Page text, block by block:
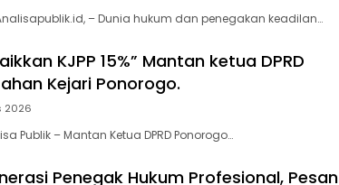
Analisapublik.id, – Dunia hukum dan penegakan keadilan…
KJPP 15%” Mantan ketua DPRD
Kejari Ponorogo.
2026
Publik – Mantan Ketua DPRD Ponorogo…
Penegak Hukum Profesional, Pesan